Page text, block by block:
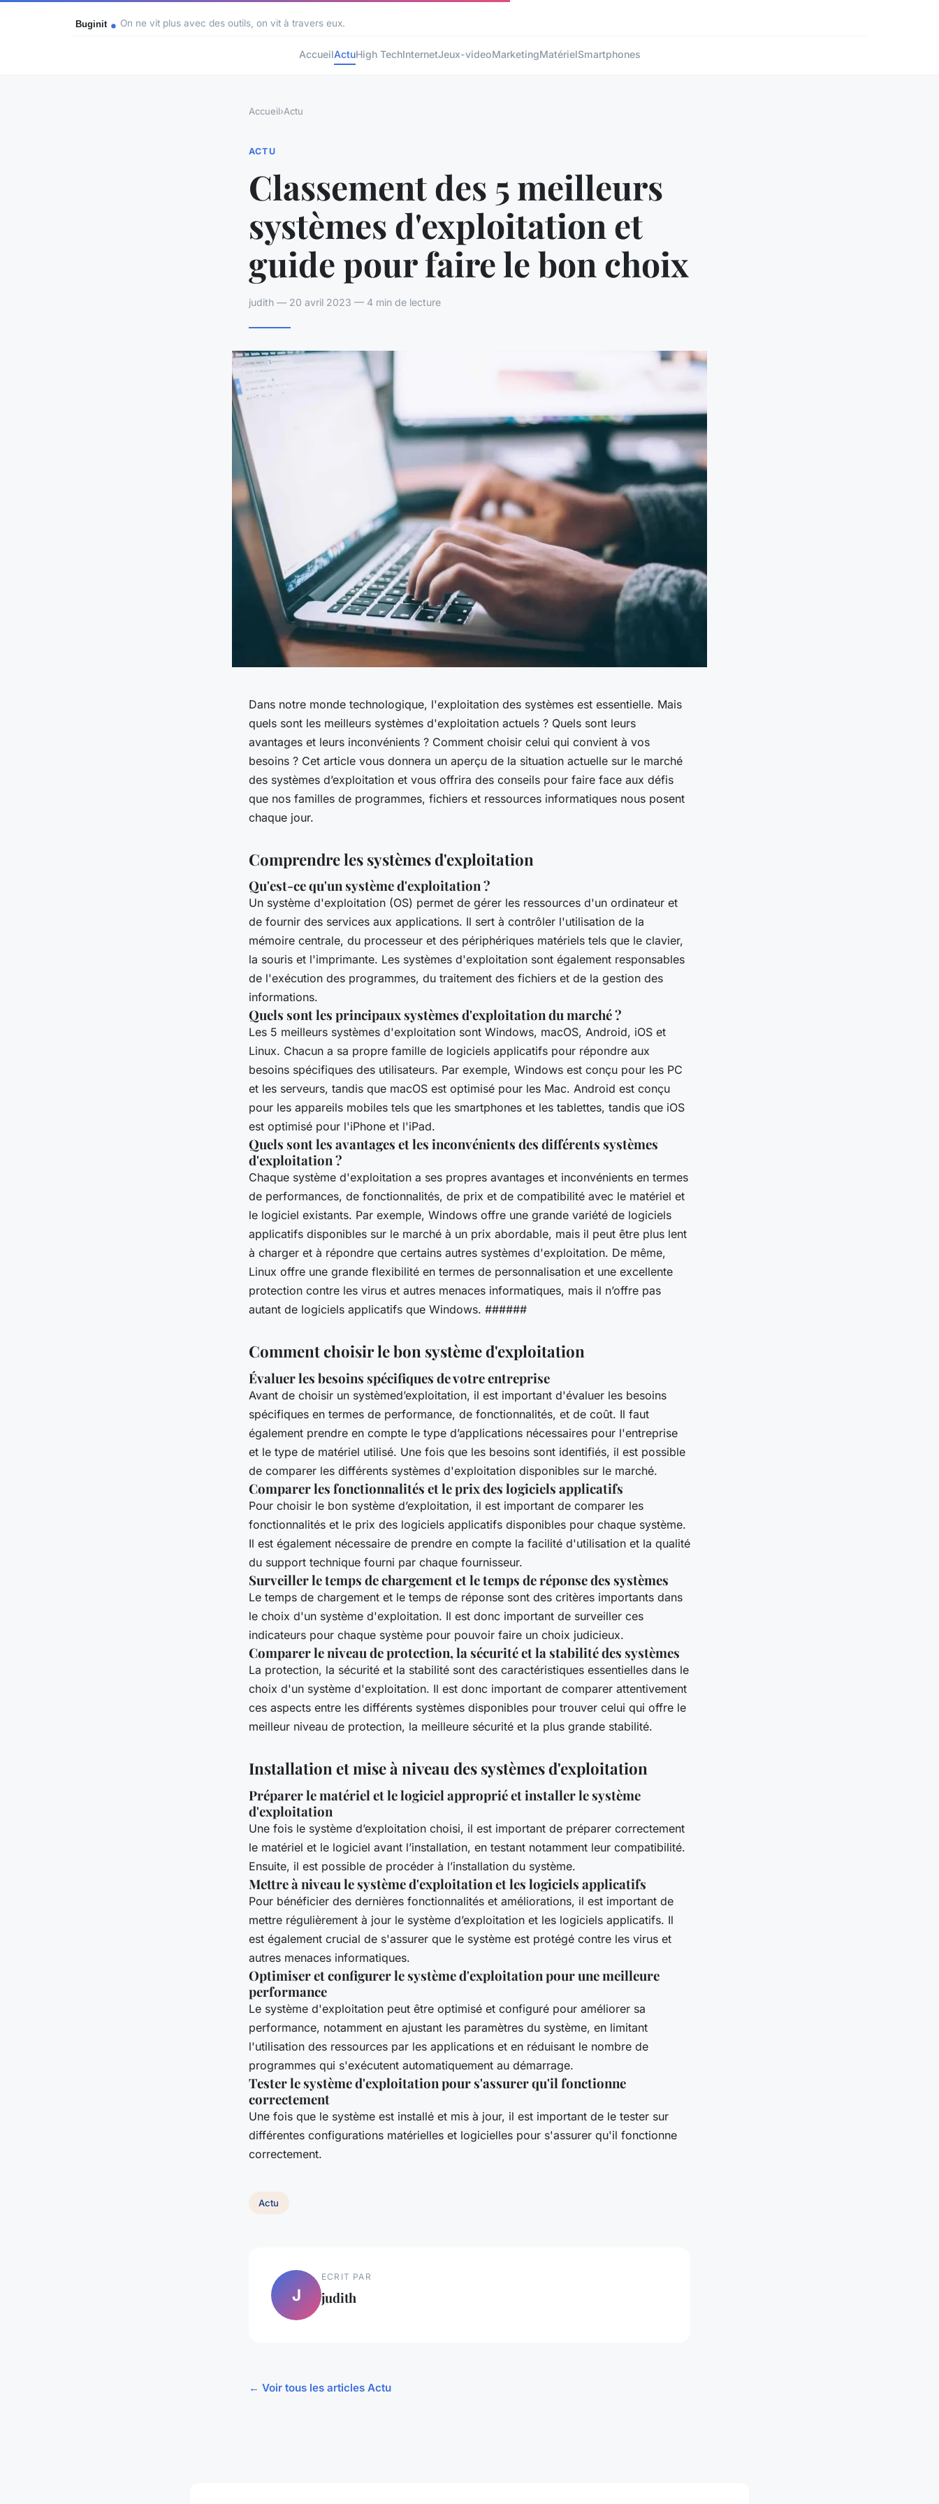
On ne vit plus avec des outils, on vit à travers eux.
AccueilActuHigh TechInternetJeux-videoMarketingMatérielSmartphones
Accueil›Actu
ACTU
Classement des 5 meilleurs
systèmes d'exploitation et
guide pour faire le bon choix
judith — 20 avril 2023 — 4 min de lecture
Dans notre monde technologique, l'exploitation des systèmes est essentielle. Mais
quels sont les meilleurs systèmes d'exploitation actuels ? Quels sont leurs
avantages et leurs inconvénients ? Comment choisir celui qui convient à vos
besoins ? Cet article vous donnera un aperçu de la situation actuelle sur le marché
des systèmes d’exploitation et vous offrira des conseils pour faire face aux défis
que nos familles de programmes, fichiers et ressources informatiques nous posent
chaque jour.
Comprendre les systèmes d'exploitation
Qu'est-ce qu'un système d'exploitation ?
Un système d'exploitation (OS) permet de gérer les ressources d'un ordinateur et
de fournir des services aux applications. Il sert à contrôler l'utilisation de la
mémoire centrale, du processeur et des périphériques matériels tels que le clavier,
la souris et l'imprimante. Les systèmes d'exploitation sont également responsables
de l'exécution des programmes, du traitement des fichiers et de la gestion des
informations.
Quels sont les principaux systèmes d'exploitation du marché ?
Les 5 meilleurs systèmes d'exploitation sont Windows, macOS, Android, iOS et
Linux. Chacun a sa propre famille de logiciels applicatifs pour répondre aux
besoins spécifiques des utilisateurs. Par exemple, Windows est conçu pour les PC
et les serveurs, tandis que macOS est optimisé pour les Mac. Android est conçu
pour les appareils mobiles tels que les smartphones et les tablettes, tandis que iOS
est optimisé pour l'iPhone et l'iPad.
Quels sont les avantages et les inconvénients des différents systèmes
d'exploitation ?
Chaque système d'exploitation a ses propres avantages et inconvénients en termes
de performances, de fonctionnalités, de prix et de compatibilité avec le matériel et
le logiciel existants. Par exemple, Windows offre une grande variété de logiciels
applicatifs disponibles sur le marché à un prix abordable, mais il peut être plus lent
à charger et à répondre que certains autres systèmes d'exploitation. De même,
Linux offre une grande flexibilité en termes de personnalisation et une excellente
protection contre les virus et autres menaces informatiques, mais il n’offre pas
autant de logiciels applicatifs que Windows. ######
Comment choisir le bon système d'exploitation
Évaluer les besoins spécifiques de votre entreprise
Avant de choisir un systèmed’exploitation, il est important d'évaluer les besoins
spécifiques en termes de performance, de fonctionnalités, et de coût. Il faut
également prendre en compte le type d’applications nécessaires pour l'entreprise
et le type de matériel utilisé. Une fois que les besoins sont identifiés, il est possible
de comparer les différents systèmes d'exploitation disponibles sur le marché.
Comparer les fonctionnalités et le prix des logiciels applicatifs
Pour choisir le bon système d’exploitation, il est important de comparer les
fonctionnalités et le prix des logiciels applicatifs disponibles pour chaque système.
Il est également nécessaire de prendre en compte la facilité d'utilisation et la qualité
du support technique fourni par chaque fournisseur.
Surveiller le temps de chargement et le temps de réponse des systèmes
Le temps de chargement et le temps de réponse sont des critères importants dans
le choix d'un système d'exploitation. Il est donc important de surveiller ces
indicateurs pour chaque système pour pouvoir faire un choix judicieux.
Comparer le niveau de protection, la sécurité et la stabilité des systèmes
La protection, la sécurité et la stabilité sont des caractéristiques essentielles dans le
choix d'un système d'exploitation. Il est donc important de comparer attentivement
ces aspects entre les différents systèmes disponibles pour trouver celui qui offre le
meilleur niveau de protection, la meilleure sécurité et la plus grande stabilité.
Installation et mise à niveau des systèmes d'exploitation
Préparer le matériel et le logiciel approprié et installer le système
d'exploitation
Une fois le système d’exploitation choisi, il est important de préparer correctement
le matériel et le logiciel avant l’installation, en testant notamment leur compatibilité.
Ensuite, il est possible de procéder à l’installation du système.
Mettre à niveau le système d'exploitation et les logiciels applicatifs
Pour bénéficier des dernières fonctionnalités et améliorations, il est important de
mettre régulièrement à jour le système d’exploitation et les logiciels applicatifs. Il
est également crucial de s'assurer que le système est protégé contre les virus et
autres menaces informatiques.
Optimiser et configurer le système d'exploitation pour une meilleure
performance
Le système d'exploitation peut être optimisé et configuré pour améliorer sa
performance, notamment en ajustant les paramètres du système, en limitant
l'utilisation des ressources par les applications et en réduisant le nombre de
programmes qui s'exécutent automatiquement au démarrage.
Tester le système d'exploitation pour s'assurer qu'il fonctionne
correctement
Une fois que le système est installé et mis à jour, il est important de le tester sur
différentes configurations matérielles et logicielles pour s'assurer qu'il fonctionne
correctement.
Actu
J
ECRIT PAR
judith
← Voir tous les articles Actu